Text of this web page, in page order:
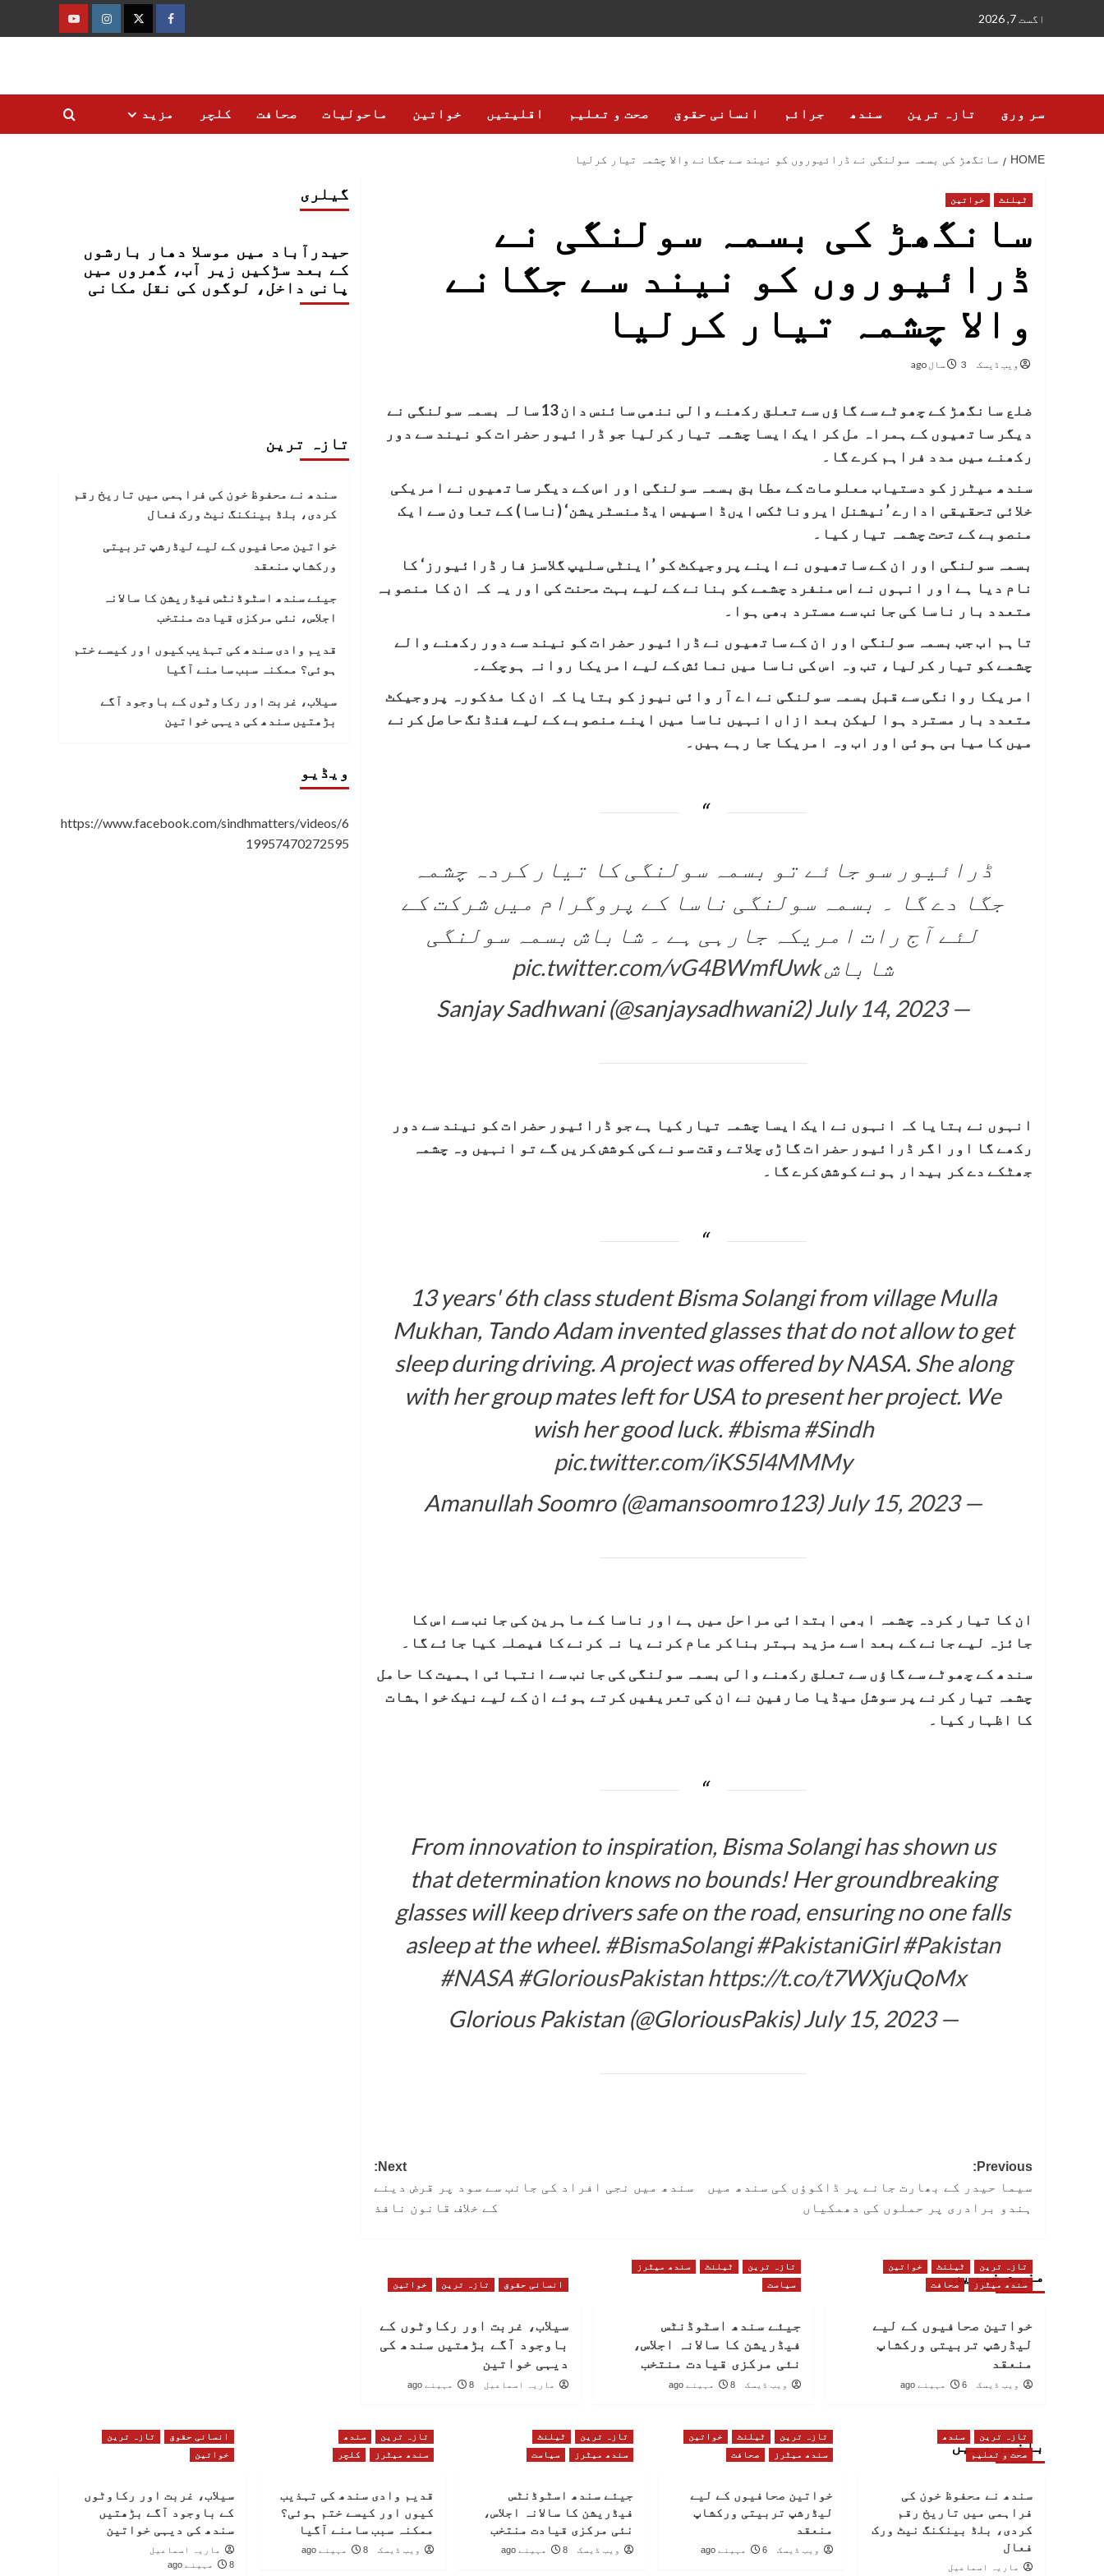
اگست 7, 2026
فیس
ٹوئٹرانسٹاگرام
یوٹیوب
سر ورق تازہ ترین سندھ جرائم انسانی حقوق صحت و تعلیم اقلیتیں خواتین ماحولیات صحافت کلچر مزید
HOME سانگھڑ کی بسمہ سولنگی نے ڈرائیوروں کو نیند سے جگانے والا چشمہ تیار کرلیا
ٹیلنٹ خواتین
سانگھڑ کی بسمہ سولنگی نے
ڈرائیوروں کو نیند سے جگانے
والا چشمہ تیار کرلیا
ویب ڈیسک 3 سال ago
ضلع سانگھڑ کے چھوٹے سے گاؤں سے تعلق رکھنے والی ننھی سائنس دان 13 سالہ بسمہ سولنگی نے
دیگر ساتھیوں کے ہمراہ مل کر ایک ایسا چشمہ تیار کرلیا جو ڈرائیور حضرات کو نیند سے دور
رکھنے میں مدد فراہم کرے گا۔
سندھ میٹرز کو دستیاب معلومات کے مطابق بسمہ سولنگی اور اس کے دیگر ساتھیوں نے امریکی
خلائی تحقیقی ادارے ’نیشنل ایروناٹکس ایںڈ اسپیس ایڈمنسٹریشن‘ (ناسا) کے تعاون سے ایک
منصوبے کے تحت چشمہ تیار کیا۔
بسمہ سولنگی اور ان کے ساتھیوں نے اپنے پروجیکٹ کو ’اینٹی سلیپ گلاسز فار ڈرائیورز‘ کا
نام دیا ہے اور انہوں نے اس منفرد چشمے کو بنانے کے لیے بہت محنت کی اور یہ کہ ان کا منصوبہ
متعدد بار ناسا کی جانب سے مسترد بھی ہوا۔
تاہم اب جب بسمہ سولنگی اور ان کے ساتھیوں نے ڈرائیور حضرات کو نیند سے دور رکھنے والے
چشمے کو تیار کرلیا، تب وہ اس کی ناسا میں نمائش کے لیے امریکا روانہ ہوچکے۔
امریکا روانگی سے قبل بسمہ سولنگی نے اے آر وائی نیوز کو بتایا کہ ان کا مذکورہ پروجیکٹ
متعدد بار مسترد ہوا لیکن بعد ازاں انہیں ناسا میں اپنے منصوبے کے لیے فنڈنگ حاصل کرنے
میں کامیابی ہوئی اور اب وہ امریکا جا رہے ہیں۔
ڈرائیور سو جائے تو بسمہ سولنگی کا تیار کردہ چشمہ
جگا دے گا ۔ بسمہ سولنگی ناسا کے پروگرام میں شرکت کے
لئے آج رات امریکہ جارہی ہے ۔ شاباش بسمہ سولنگی
شاباشpic.twitter.com/vG4BWmfUwk
— Sanjay Sadhwani (@sanjaysadhwani2)
July 14, 2023
انہوں نے بتایا کہ انہوں نے ایک ایسا چشمہ تیار کیا ہے جو ڈرائیور حضرات کو نیند سے دور
رکھے گا اور اگر ڈرائیور حضرات گاڑی چلاتے وقت سونے کی کوشش کریں گے تو انہیں وہ چشمہ
جھٹکے دے کر بیدار ہونے کوشش کرے گا۔
13 years' 6th class student Bisma Solangi from village Mulla
Mukhan, Tando Adam invented glasses that do not allow to get
sleep during driving. A project was offered by NASA. She along
with her group mates left for USA to present her project. We
wish her good luck. #bisma #Sindh
pic.twitter.com/iKS5l4MMMy
— Amanullah Soomro (@amansoomro123)
July 15, 2023
ان کا تیار کردہ چشمہ ابھی ابتدائی مراحل میں ہے اور ناسا کے ماہرین کی جانب سے اس کا
جائزہ لیے جانے کے بعد اسے مزید بہتر بناکر عام کرنے یا نہ کرنے کا فیصلہ کیا جائے گا۔
سندھ کے چھوٹے سے گاؤں سے تعلق رکھنے والی بسمہ سولنگی کی جانب سے انتہائی اہمیت کا حامل
چشمہ تیار کرنے پر سوشل میڈیا صارفین نے ان کی تعریفیں کرتے ہوئے ان کے لیے نیک خواہشات
کا اظہار کیا۔
From innovation to inspiration, Bisma Solangi has shown us
that determination knows no bounds! Her groundbreaking
glasses will keep drivers safe on the road, ensuring no one falls
asleep at the wheel. #BismaSolangi#PakistaniGirl#Pakistan
#NASA #GloriousPakistanhttps://t.co/t7WXjuQoMx
— Glorious Pakistan (@GloriousPakis)
July 15, 2023
Post
navigation
Previous:
سیما حیدر کے بھارت جانے پر ڈاکوؤں کی سندھ میں
ہندو برادری پر حملوں کی دھمکیاں
Next:
سندھ میں نجی افراد کی جانب سے سود پر قرض دینے
کے خلاف قانون نافذ
مزید خبریں
تازہ ترین ٹیلنٹ
خواتین
سندھ میٹرز
صحافت
خواتین صحافیوں کے لیے
لیڈرشپ تربیتی ورکشاپ
منعقد
ویب ڈیسک 6 مہینے ago
تازہ ترین ٹیلنٹ
سندھ میٹرز
سیاست
جیئے سندھ اسٹوڈنٹس
فیڈریشن کا سالانہ اجلاس،
نئی مرکزی قیادت منتخب
ویب ڈیسک 8 مہینے ago
انسانی حقوق تازہ ترین خواتین
سیلاب، غربت اور رکاوٹوں کے
باوجود آگے بڑھتیں سندھ کی
دیہی خواتین
ماریہ اسماعیل 8 مہینے ago
گیلری
حیدرآباد میں موسلا دھار بارشوں
کے بعد سڑکیں زیر آب، گھروں میں
پانی داخل، لوگوں کی نقل مکانی
تازہ ترین
سندھ نے محفوظ خون کی فراہمی میں تاریخ رقم
کردی، بلڈ بینکنگ نیٹ ورک فعال
خواتین صحافیوں کے لیے لیڈرشپ تربیتی
ورکشاپ منعقد
جیئے سندھ اسٹوڈنٹس فیڈریشن کا سالانہ
اجلاس، نئی مرکزی قیادت منتخب
قدیم وادی سندھ کی تہذیب کیوں اور کیسے ختم
ہوئی؟ ممکنہ سبب سامنے آگیا
سیلاب، غربت اور رکاوٹوں کے باوجود آگے
بڑھتیں سندھ کی دیہی خواتین
ویڈیو
https://www.facebook.com/sindhmatters/videos/6
19957470272595
باخبر رہیں
تازہ ترین
سندھ
صحت و تعلیم
سندھ نے محفوظ خون کی
فراہمی میں تاریخ رقم
کردی، بلڈ بینکنگ نیٹ ورک
فعال
ماریہ اسماعیل
تازہ ترین ٹیلنٹ
خواتین
سندھ میٹرز
صحافت
خواتین صحافیوں کے لیے
لیڈرشپ تربیتی ورکشاپ
منعقد
ویب ڈیسک 6 مہینے ago
تازہ ترین
ٹیلنٹ
سندھ میٹرز
سیاست
جیئے سندھ اسٹوڈنٹس
فیڈریشن کا سالانہ اجلاس،
نئی مرکزی قیادت منتخب
ویب ڈیسک 8 مہینے ago
تازہ ترین
سندھ
سندھ میٹرز
کلچر
قدیم وادی سندھ کی تہذیب
کیوں اور کیسے ختم ہوئی؟
ممکنہ سبب سامنے آگیا
ویب ڈیسک 8 مہینے ago
انسانی حقوق
تازہ ترین
خواتین
سیلاب، غربت اور رکاوٹوں
کے باوجود آگے بڑھتیں
سندھ کی دیہی خواتین
ماریہ اسماعیل
8 مہینے ago